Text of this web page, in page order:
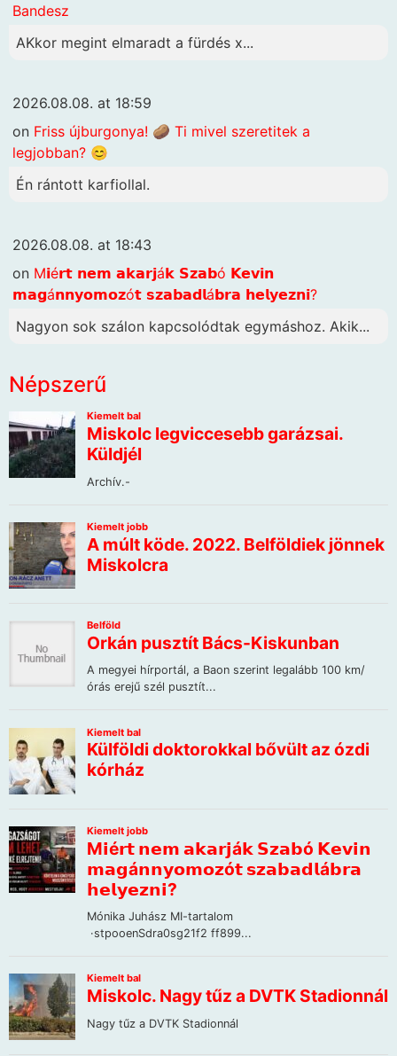
Bandesz
AKkor megint elmaradt a fürdés x...
2026.08.08. at 18:59
on Friss újburgonya! 🥔 Ti mivel szeretitek a
legjobban? 😊
Én rántott karfiollal.
2026.08.08. at 18:43
on M𝗶é𝗿𝘁 𝗻𝗲𝗺 𝗮𝗸𝗮𝗿𝗷á𝗸 𝗦𝘇𝗮𝗯ó 𝗞𝗲𝘃𝗶𝗻
𝗺𝗮𝗴á𝗻𝗻𝘆𝗼𝗺𝗼𝘇ó𝘁 𝘀𝘇𝗮𝗯𝗮𝗱𝗹á𝗯𝗿𝗮 𝗵𝗲𝗹𝘆𝗲𝘇𝗻𝗶?
Nagyon sok szálon kapcsolódtak egymáshoz. Akik...
Népszerű